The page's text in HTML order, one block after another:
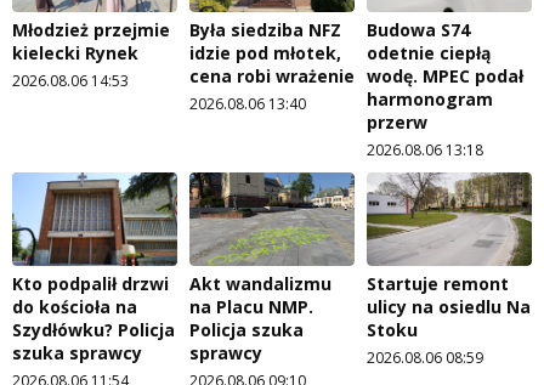
Młodzież przejmie
kielecki Rynek
2026.08.06 14:53
Była siedziba NFZ
idzie pod młotek,
cena robi wrażenie
2026.08.06 13:40
Budowa S74
odetnie ciepłą
wodę. MPEC podał
harmonogram
przerw
2026.08.06 13:18
Kto podpalił drzwi
do kościoła na
Szydłówku? Policja
szuka sprawcy
2026.08.06 11:54
Akt wandalizmu
na Placu NMP.
Policja szuka
sprawcy
2026.08.06 09:10
Startuje remont
ulicy na osiedlu Na
Stoku
2026.08.06 08:59